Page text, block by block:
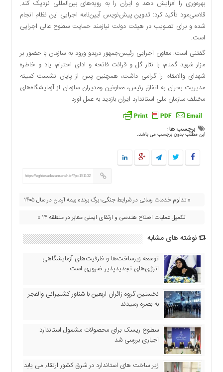
بهره‌وری را افزایش دهد و ایران را به رویه‌های بین‌المللی نزدیک کند.
قلاسی‌مود تأکید کرد: تدوین پیش‌نویس آیین‌نامه اجرایی این نظام انجام
شده و برای تصویب در هیئت دولت نیازمند حمایت سطوح عالی اجرایی
است.
گفتنی است: معاون اجرایی رئیس‌جمهور دربدو ورود به سازمان با حضور بر
مزار شهید گمنام، با نثار گل و قرائت فاتحه و ادای احترام، یاد و خاطره
شهدای والامقام را گرامی داشت، همچنین پس از پایان نشست کمیته
مدیریت بحران به اتفاق رئیس، معاونین ومدیران سازمان از آزمایشگاه‌های
مختلف سازمان ملی استاندارد ایران بازدید به عمل آورد.
برچسب ها :
این مطلب بدون برچسب می باشد.
https://eghtesadezamaneh.ir/?p=151102
« تداوم خدمات رسانی در شرایط جنگی؛ برگ برنده بیمه آرمان در سال ۱۴۰۵
تکمیل عملیات اصلاح هندسی و ارتقای ایمنی معابر در منطقه ۱۴ »
نوشته های مشابه
توسعه زیرساخت‌ها و ظرفیت‌های آزمایشگاهی
انرژی‌های تجدیدپذیر ضروری است
نخستین گروه زائران اربعین با شناور کشتیرانی والفجر
به بصره رسیدند
سطوح ریسک برای محصولات مشمول استاندارد
اجباری بررسی شد
زیر ساخت های استاندارد در شرق کشور ارتقاء می یابد